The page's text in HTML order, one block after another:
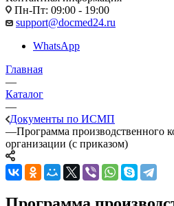
Пн-Пт: 09:00 - 19:00
support@docmed24.ru
WhatsApp
Главная
—
Каталог
—
Документы по ИСМП
—Программа производственного
организации (с приказом)